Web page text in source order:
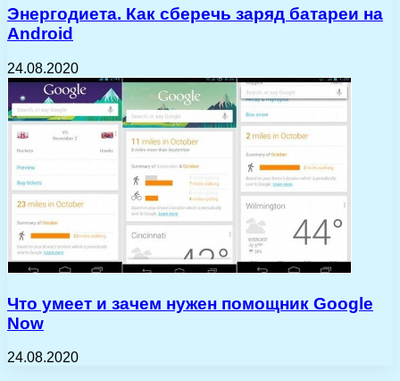
Энергодиета. Как сберечь заряд батареи на
Android
24.08.2020
Что умеет и зачем нужен помощник Google
Now
24.08.2020